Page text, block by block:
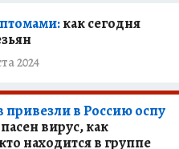
как сегодня
2024
привезли в Россию оспу
вирус, как
находится в группе